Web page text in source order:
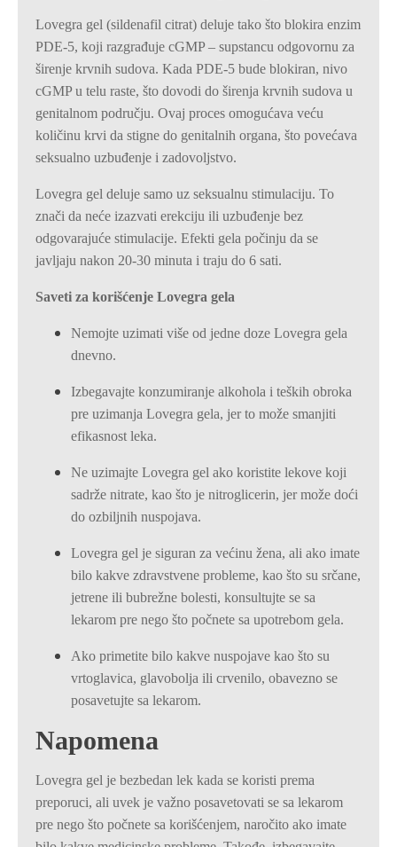
Lovegra gel (sildenafil citrat) deluje tako što blokira enzim
PDE-5, koji razgrađuje cGMP – supstancu odgovornu za
širenje krvnih sudova. Kada PDE-5 bude blokiran, nivo
cGMP u telu raste, što dovodi do širenja krvnih sudova u
genitalnom području. Ovaj proces omogućava veću
količinu krvi da stigne do genitalnih organa, što povećava
seksualno uzbuđenje i zadovoljstvo.
Lovegra gel deluje samo uz seksualnu stimulaciju. To
znači da neće izazvati erekciju ili uzbuđenje bez
odgovarajuće stimulacije. Efekti gela počinju da se
javljaju nakon 20-30 minuta i traju do 6 sati.
Saveti za korišćenje Lovegra gela
Nemojte uzimati više od jedne doze Lovegra gela
dnevno.
Izbegavajte konzumiranje alkohola i teških obroka
pre uzimanja Lovegra gela, jer to može smanjiti
efikasnost leka.
Ne uzimajte Lovegra gel ako koristite lekove koji
sadrže nitrate, kao što je nitroglicerin, jer može doći
do ozbiljnih nuspojava.
Lovegra gel je siguran za većinu žena, ali ako imate
bilo kakve zdravstvene probleme, kao što su srčane,
jetrene ili bubrežne bolesti, konsultujte se sa
lekarom pre nego što počnete sa upotrebom gela.
Ako primetite bilo kakve nuspojave kao što su
vrtoglavica, glavobolja ili crvenilo, obavezno se
posavetujte sa lekarom.
Napomena
Lovegra gel je bezbedan lek kada se koristi prema
preporuci, ali uvek je važno posavetovati se sa lekarom
pre nego što počnete sa korišćenjem, naročito ako imate